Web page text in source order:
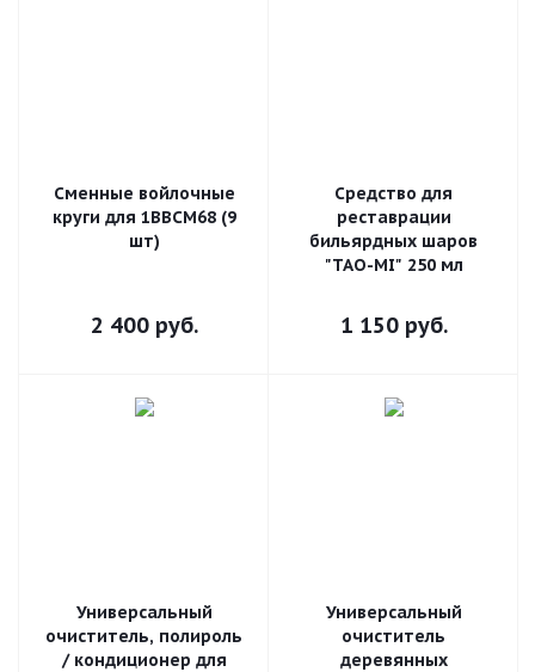
Сменные войлочные
круги для 1BBCM68 (9
шт)
2 400руб.
Средство для
реставрации
бильярдных шаров
"TAO-MI" 250 мл
1 150руб.
Универсальный
очиститель, полироль
/ кондиционер для
Универсальный
очиститель
деревянных